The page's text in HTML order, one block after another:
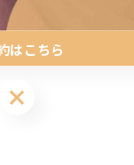
はこちら
はこちら